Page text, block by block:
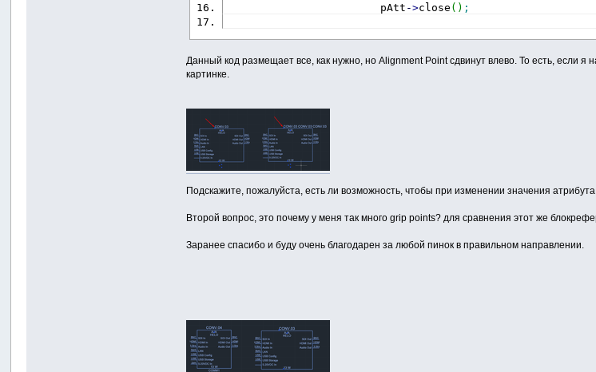
pAtt ->close ( ) ;
Данный код размещает все, как нужно, но Alignment Point сдвинут влево. То есть, если
картинке.
Подскажите, пожалуйста, есть ли возможность, чтобы при изменении значения
Второй вопрос, это почему у меня так много grip points? для сравнения этот же
Заранее спасибо и буду очень благодарен за любой пинок в правильном направлении.